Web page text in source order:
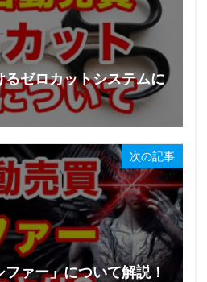
るゼロカットシステムに
次の記事
ァー」について解説！